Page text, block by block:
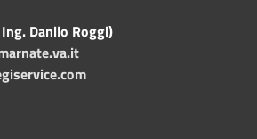
Danilo Roggi)